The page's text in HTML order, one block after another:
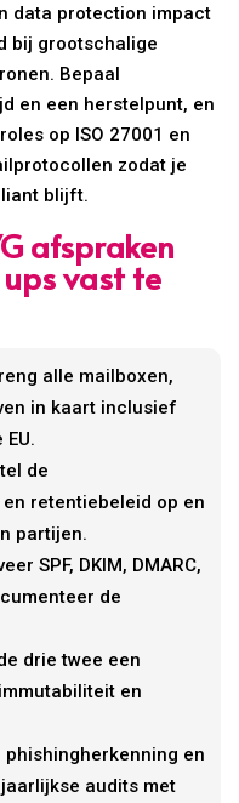
data protection impact
bij grootschalige
Bepaal
en een herstelpunt, en
op ISO 27001 en
zodat je
blijft.
afspraken
vast te
alle mailboxen,
in kaart inclusief
de
retentiebeleid op en
partijen.
SPF, DKIM, DMARC,
de
drie twee een
en
phishingherkenning en
audits met